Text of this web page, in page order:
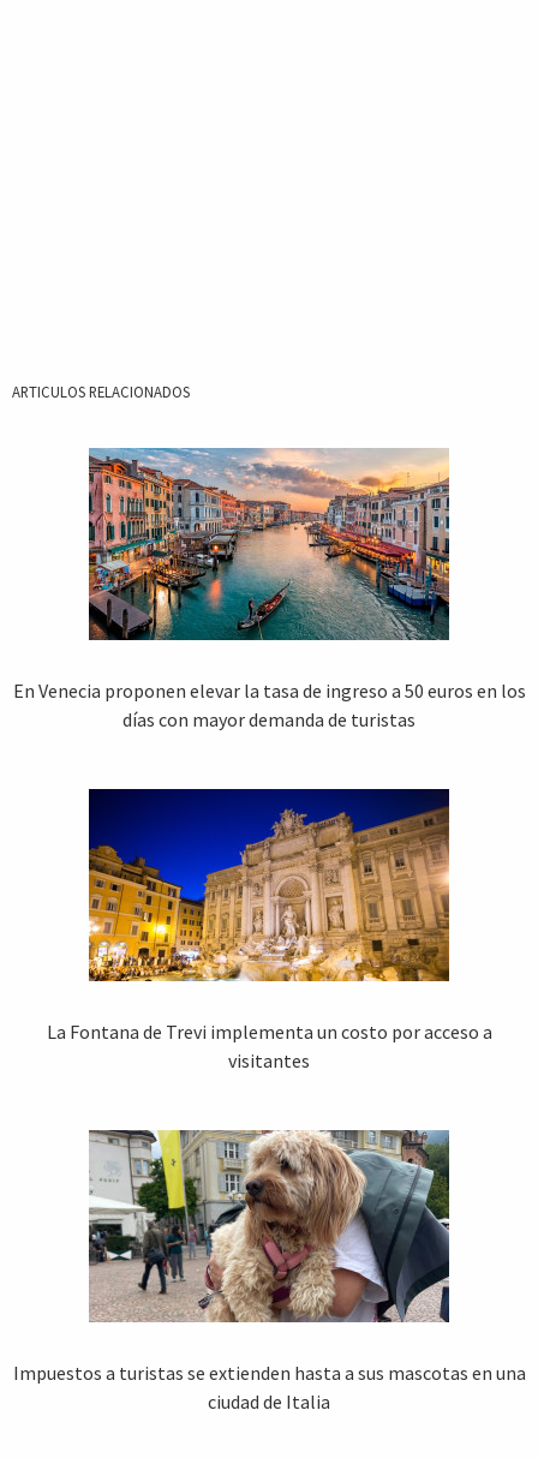
ARTICULOS RELACIONADOS
En Venecia proponen elevar la tasa de ingreso a 50 euros en los
días con mayor demanda de turistas
La Fontana de Trevi implementa un costo por acceso a
visitantes
Impuestos a turistas se extienden hasta a sus mascotas en una
ciudad de Italia